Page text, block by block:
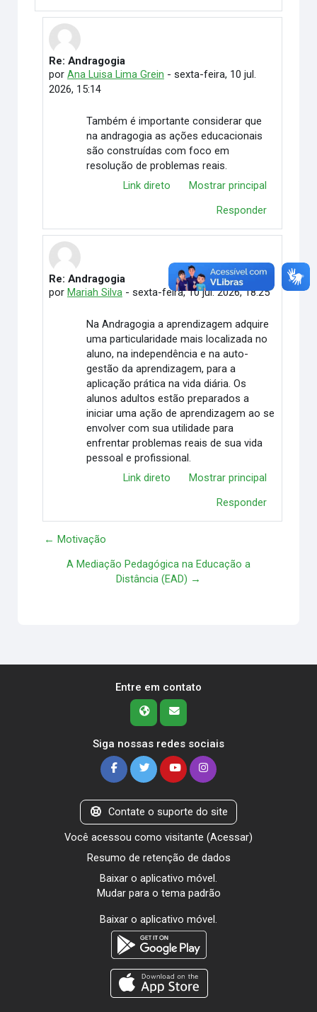
Em resposta à chico tomasson
Re: Andragogia
por Ana Luisa Lima Grein - sexta-feira, 10 jul.
2026, 15:14
Também é importante considerar que
na andragogia as ações educacionais
são construídas com foco em
resolução de problemas reais.
Link direto
Mostrar principal
Responder
Em resposta à chico tomasson
Re: Andragogia
por Mariah Silva- sexta-feira, 10 jul. 2026, 18:25
Na Andragogia a aprendizagem adquire
uma particularidade mais localizada no
aluno, na independência e na auto-
gestão da aprendizagem, para a
aplicação prática na vida diária. Os
alunos adultos estão preparados a
iniciar uma ação de aprendizagem ao se
envolver com sua utilidade para
enfrentar problemas reais de sua vida
pessoal e profissional.
Link direto
Mostrar principal
Responder
← Motivação
A Mediação Pedagógica na Educação a
Distância (EAD) →
Entre em contato
Siga nossas redes sociais
Contate o suporte do site
Você acessou como visitante (Acessar)
Resumo de retenção de dados
Baixar o aplicativo móvel.
Mudar para o tema padrão
Baixar o aplicativo móvel.